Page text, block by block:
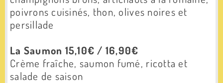
poivrons cuisinés, thon, olives noires et
persillade
La Saumon 15,10€ / 16,90€
Crème fraîche, saumon fumé, ricotta et
salade de saison